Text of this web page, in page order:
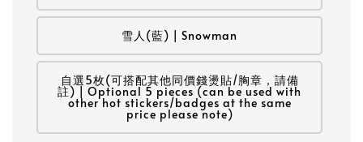
雪人(藍) | Snowman
自選5枚(可搭配其他同價錢燙貼/胸章，請備
註) | Optional 5 pieces (can be used with
other hot stickers/badges at the same
price please note)